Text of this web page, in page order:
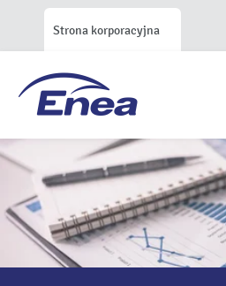
Strona korporacyjna
Serwis Relacji
Enea S.A.